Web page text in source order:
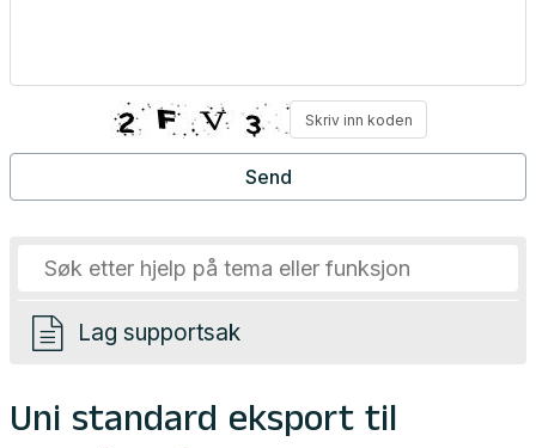
Lag supportsak
Uni standard eksport til